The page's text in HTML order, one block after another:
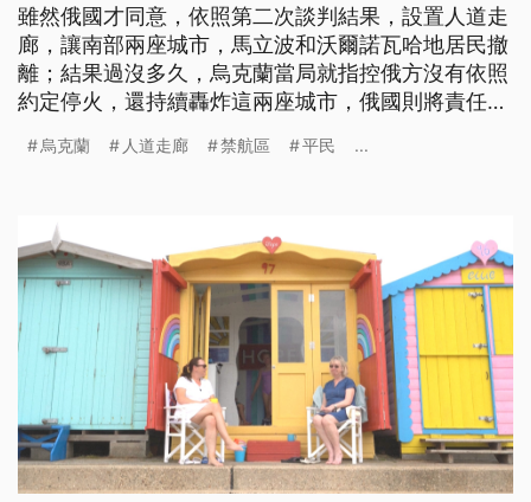
雖然俄國才同意，依照第二次談判結果，設置人道走
廊，讓南部兩座城市，馬立波和沃爾諾瓦哈地居民撤
離；結果過沒多久，烏克蘭當局就指控俄方沒有依照
約定停火，還持續轟炸這兩座城市，俄國則將責任推
烏克蘭 人道走廊 禁航區 平民 ...